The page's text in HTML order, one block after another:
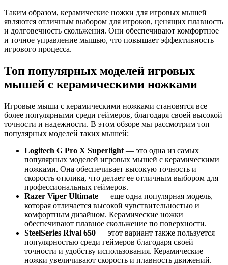
Таким образом, керамические ножки для игровых мышей
являются отличным выбором для игроков, ценящих плавность
и долговечность скольжения. Они обеспечивают комфортное
и точное управление мышью, что повышает эффективность
игрового процесса.
Топ популярных моделей игровых
мышей с керамическими ножками
Игровые мыши с керамическими ножками становятся все
более популярными среди геймеров, благодаря своей высокой
точности и надежности. В этом обзоре мы рассмотрим топ
популярных моделей таких мышей:
Logitech G Pro X Superlight — это одна из самых
популярных моделей игровых мышей с керамическими
ножками. Она обеспечивает высокую точность и
скорость отклика, что делает ее отличным выбором для
профессиональных геймеров.
Razer Viper Ultimate — еще одна популярная модель,
которая отличается высокой чувствительностью и
комфортным дизайном. Керамические ножки
обеспечивают плавное скольжение по поверхности.
SteelSeries Rival 650 — этот вариант также пользуется
популярностью среди геймеров благодаря своей
точности и удобству использования. Керамические
ножки увеличивают скорость и плавность движений.